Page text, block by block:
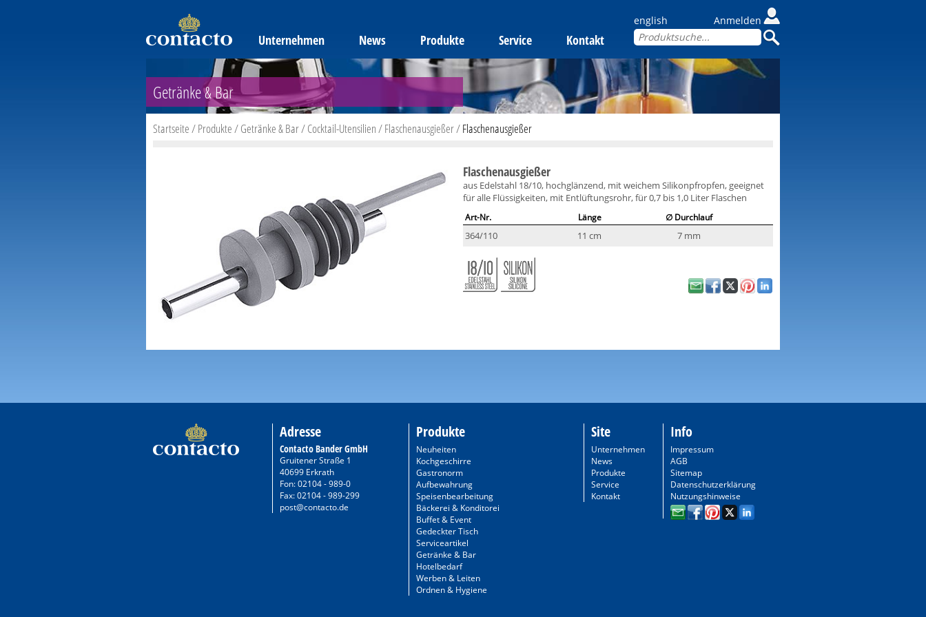
Unternehmen News Produkte Service Kontakt
english Anmelden
Getränke & Bar
Startseite/Produkte/Getränke & Bar/Cocktail-Utensilien/Flaschenausgießer/Flaschenausgießer
Flaschenausgießer
aus Edelstahl 18/10, hochglänzend, mit weichem Silikonpfropfen, geeignet
für alle Flüssigkeiten, mit Entlüftungsrohr, für 0,7 bis 1,0 Liter Flaschen
Art-Nr. Länge ∅ Durchlauf
364/110 11 cm 7 mm
Adresse
Contacto Bander GmbH
Gruitener Straße 1
40699 Erkrath
Fon: 02104 - 989-0
Fax: 02104 - 989-299
post@contacto.de
Produkte
Neuheiten
Kochgeschirre
Gastronorm
Aufbewahrung
Speisenbearbeitung
Bäckerei & Konditorei
Buffet & Event
Gedeckter Tisch
Serviceartikel
Getränke & Bar
Hotelbedarf
Werben & Leiten
Ordnen & Hygiene
Site
Unternehmen
News
Produkte
Service
Kontakt
Info
Impressum
AGB
Sitemap
Datenschutzerklärung
Nutzungshinweise